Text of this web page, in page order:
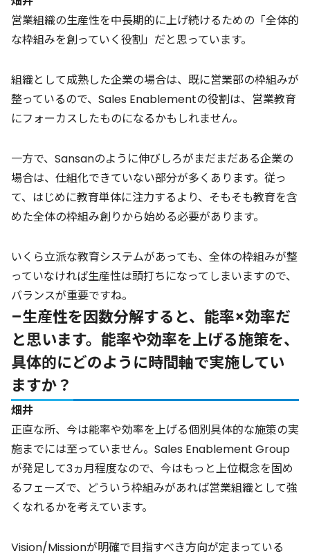
営業組織の生産性を中長期的に上げ続けるための「全体的
な枠組みを創っていく役割」だと思っています。
組織として成熟した企業の場合は、既に営業部の枠組みが
整っているので、Sales Enablementの役割は、営業教育
にフォーカスしたものになるかもしれません。
一方で、Sansanのように伸びしろがまだまだある企業の
場合は、仕組化できていない部分が多くあります。従っ
て、はじめに教育単体に注力するより、そもそも教育を含
めた全体の枠組み創りから始める必要があります。
いくら立派な教育システムがあっても、全体の枠組みが整
っていなければ生産性は頭打ちになってしまいますので、
バランスが重要ですね。
–生産性を因数分解すると、能率×効率だ
と思います。能率や効率を上げる施策を、
具体的にどのように時間軸で実施してい
ますか？
畑井
正直な所、今は能率や効率を上げる個別具体的な施策の実
施までには至っていません。Sales Enablement Group
が発足して3ヵ月程度なので、今はもっと上位概念を固め
るフェーズで、どういう枠組みがあれば営業組織として強
くなれるかを考えています。
Vision/Missionが明確で目指すべき方向が定まっている